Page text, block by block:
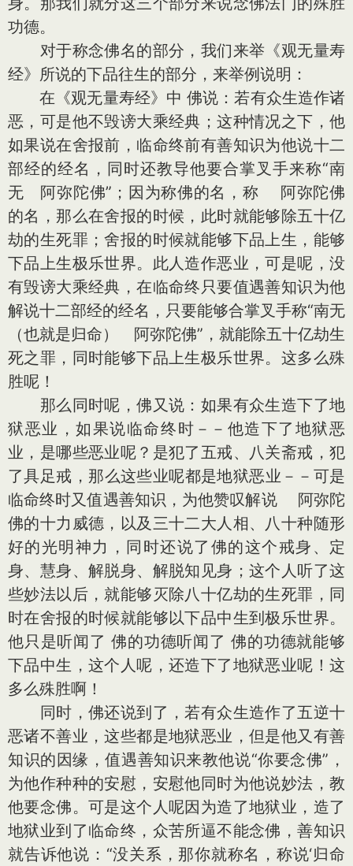
功德。
对于称念佛名的部分，我们来举《观无量寿
经》所说的下品往生的部分，来举例说明：
在《观无量寿经》中 佛说：若有众生造作诸
恶，可是他不毁谤大乘经典；这种情况之下，他
如果说在舍报前，临命终前有善知识为他说十二
部经的经名，同时还教导他要合掌叉手来称“南
无 阿弥陀佛”；因为称佛的名，称 阿弥陀佛
的名，那么在舍报的时候，此时就能够除五十亿
劫的生死罪；舍报的时候就能够下品上生，能够
下品上生极乐世界。此人造作恶业，可是呢，没
有毁谤大乘经典，在临命终只要值遇善知识为他
解说十二部经的经名，只要能够合掌叉手称“南无
（也就是归命） 阿弥陀佛”，就能除五十亿劫生
死之罪，同时能够下品上生极乐世界。这多么殊
胜呢！
那么同时呢，佛又说：如果有众生造下了地
狱恶业，如果说临命终时－－他造下了地狱恶
业，是哪些恶业呢？是犯了五戒、八关斋戒，犯
了具足戒，那么这些业呢都是地狱恶业－－可是
临命终时又值遇善知识，为他赞叹解说 阿弥陀
佛的十力威德，以及三十二大人相、八十种随形
好的光明神力，同时还说了佛的这个戒身、定
身、慧身、解脱身、解脱知见身；这个人听了这
些妙法以后，就能够灭除八十亿劫的生死罪，同
时在舍报的时候就能够以下品中生到极乐世界。
他只是听闻了 佛的功德听闻了 佛的功德就能够
下品中生，这个人呢，还造下了地狱恶业呢！这
多么殊胜啊！
同时，佛还说到了，若有众生造作了五逆十
恶诸不善业，这些都是地狱恶业，但是他又有善
知识的因缘，值遇善知识来教他说“你要念佛”，
为他作种种的安慰，安慰他同时为他说妙法，教
他要念佛。可是这个人呢因为造了地狱业，造了
地狱业到了临命终，众苦所逼不能念佛，善知识
就告诉他说：“没关系，那你就称名，称说‘归命